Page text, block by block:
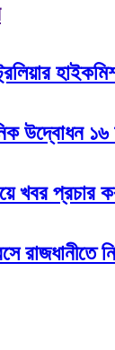
উদ্বোধন
খবর প্রচার
রাজধানীতে